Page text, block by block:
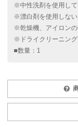
※中性洗剤を使用して
※漂白剤を使用しない
※乾燥機、アイロンの
※ドライクリーニング
■数量：1